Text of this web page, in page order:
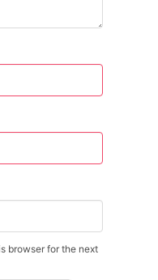
browser for the next